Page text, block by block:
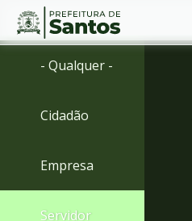
Ir
menu
Conteúdo
- Qualquer -
Cidadão
Empresa
Servidor